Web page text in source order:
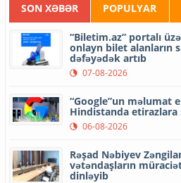
SON XƏBƏR POPULYAR
“Biletim.az” portalı
onlayn bilet alanların
dəfəyədək artıb
07-08-2026
“Google”un məlumat
Hindistanda etirazlara
06-08-2026
Rəşad Nəbiyev
vətəndaşların
dinləyib